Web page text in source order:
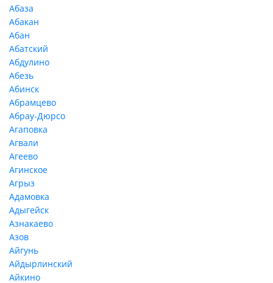
Абаза
Абакан
Абан
Абатский
Абдулино
Абезь
Абинск
Абрамцево
Абрау-Дюрсо
Агаповка
Агвали
Агеево
Агинское
Агрыз
Адамовка
Адыгейск
Азнакаево
Азов
Айгунь
Айдырлинский
Айкино